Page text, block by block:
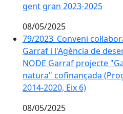
gent gran 2023-2025
08/05/2025
79/2023_Conveni
Garraf i l'Agència de
NODE Garraf projecte
natura" cofinançada
2014-2020, Eix 6)
08/05/2025